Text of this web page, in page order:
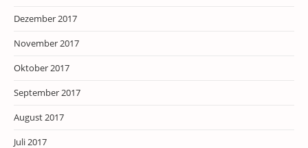
Dezember 2017
November 2017
Oktober 2017
September 2017
August 2017
Juli 2017